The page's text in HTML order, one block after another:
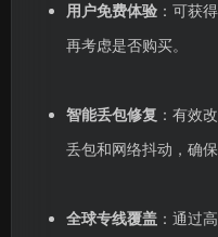
用户免费体验：可获
再考虑是否购买。
智能丢包修复 ：有效
丢包和网络抖动，确
全球专线覆盖：通过